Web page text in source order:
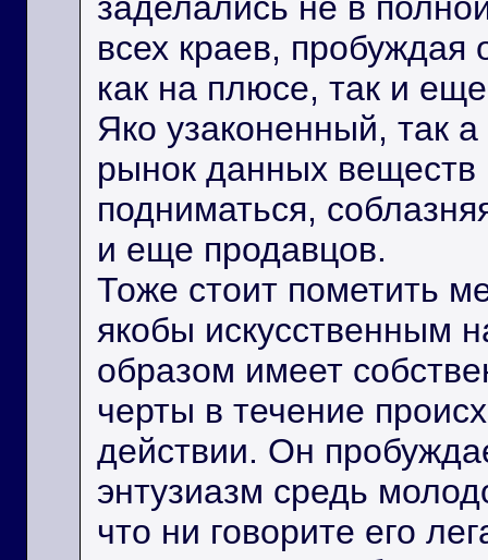
всех краев, пробуждая
как на плюсе, так и
Яко узаконенный, так
рынок данных веществ
подниматься,
и еще продавцов.
Тоже стоит пометить
якобы искусственным
образом имеет
черты в течение
действии. Он
энтузиазм средь
что ни говорите его